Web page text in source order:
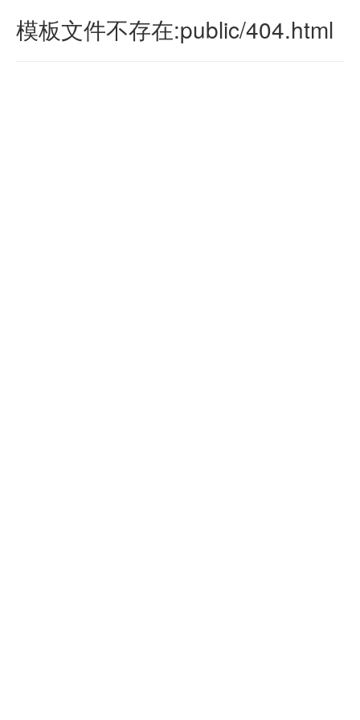
模板文件不存在:public/404.html